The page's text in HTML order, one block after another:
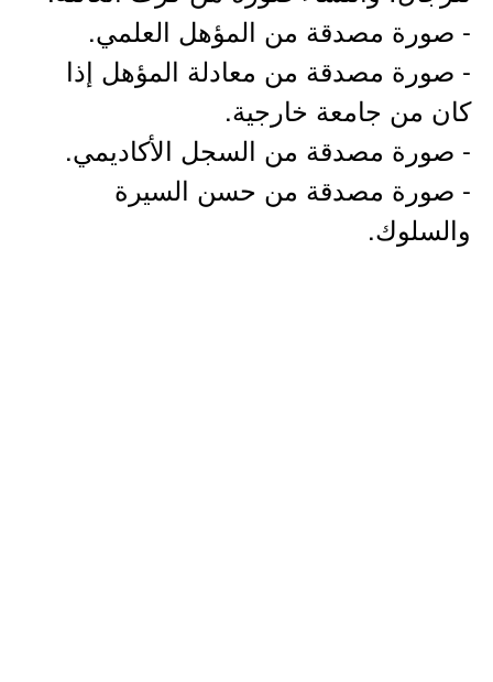
- صورة مصدقة من المؤهل العلمي.
- صورة مصدقة من معادلة المؤهل إذا
كان من جامعة خارجية.
- صورة مصدقة من السجل الأكاديمي.
- صورة مصدقة من حسن السيرة
والسلوك.